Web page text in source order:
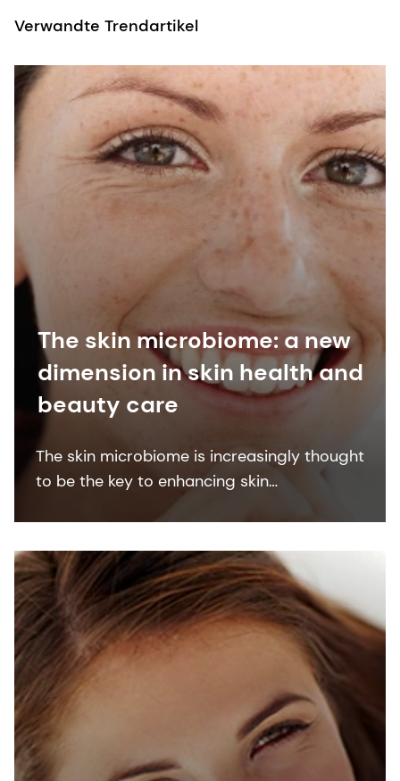
Verwandte Trendartikel
The skin microbiome: a new
dimension in skin health and
beauty care
The skin microbiome is increasingly thought
to be the key to enhancing skin
appearance. By combining our expertise in
create new innovative skin microbiome
personal care solutions.